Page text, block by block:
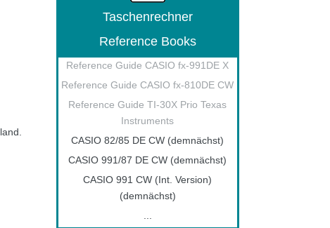
Taschenrechner
Reference Books
Reference Guide CASIO fx-991DE X
Reference Guide CASIO fx-810DE CW
Reference Guide TI-30X Prio Texas
Instruments
CASIO 82/85 DE CW (demnächst)
CASIO 991/87 DE CW (demnächst)
CASIO 991 CW (Int. Version)
(demnächst)